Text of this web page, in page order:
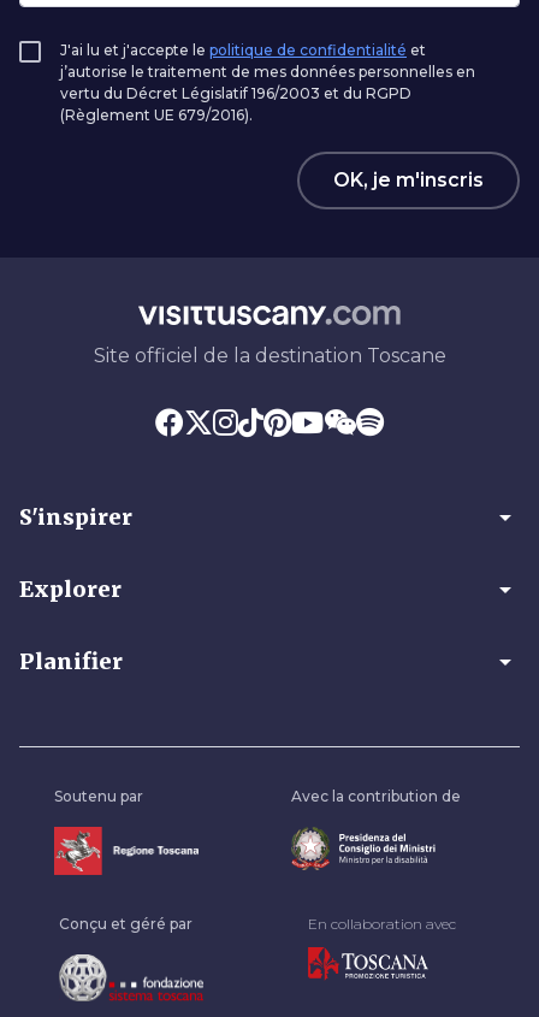
J'ai lu et j'accepte le politique de confidentialité et
j’autorise le traitement de mes données personnelles en
vertu du Décret Législatif 196/2003 et du RGPD
(Règlement UE 679/2016).
OK, je m'inscris
Site officiel de la destination Toscane
S'inspirer arrow_drop_down
Explorer arrow_drop_down
Planifier arrow_drop_down
Soutenu par Avec la contribution de
Conçu et géré par En collaboration avec